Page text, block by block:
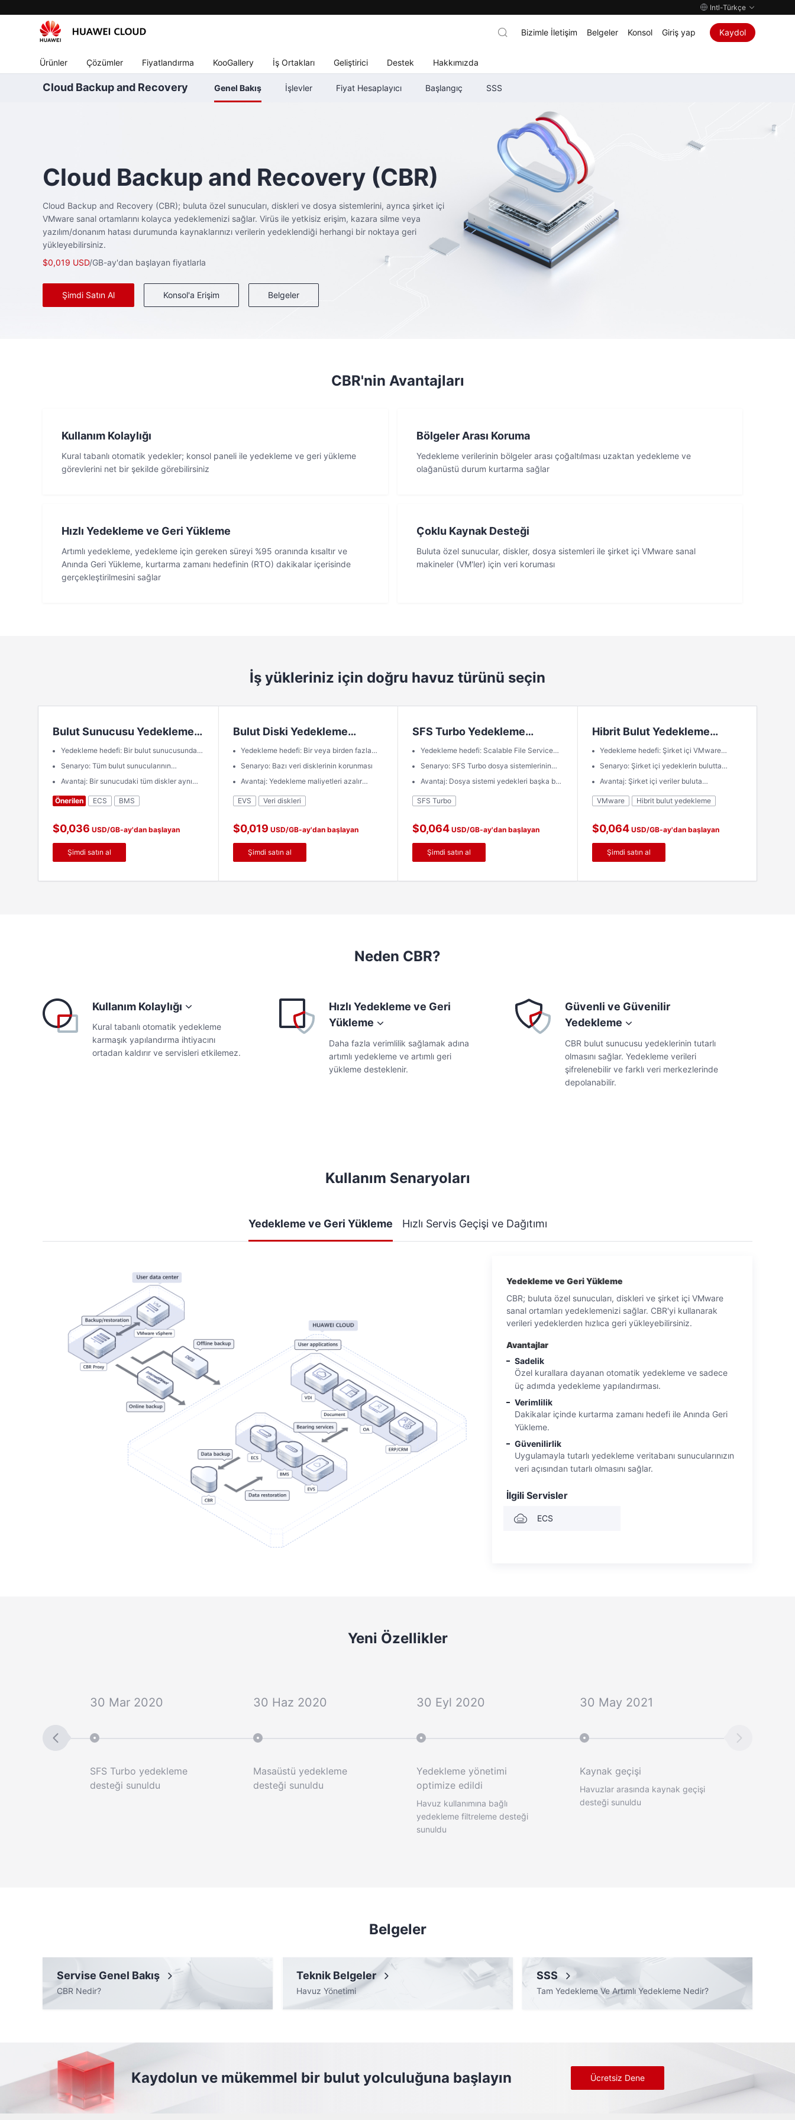
Intl-Türkçe
Ürünler Çözümler Fiyatlandırma KooGallery İş Ortakları Geliştirici Destek Hakkımızda
Bizimle İletişim Belgeler Konsol Giriş yap Kaydol
Cloud Backup and Recovery Genel Bakış İşlevler Fiyat Hesaplayıcı Başlangıç SSS
Cloud Backup and Recovery (CBR)
Cloud Backup and Recovery (CBR); buluta özel sunucuları, diskleri ve dosya sistemlerini, ayrıca şirket içi
VMware sanal ortamlarını kolayca yedeklemenizi sağlar. Virüs ile yetkisiz erişim, kazara silme veya
yazılım/donanım hatası durumunda kaynaklarınızı verilerin yedeklendiği herhangi bir noktaya geri
yükleyebilirsiniz.
$0,019 USD/GB-ay'dan başlayan fiyatlarla
Şimdi Satın Al Konsol'a Erişim Belgeler
CBR'nin Avantajları
Kullanım Kolaylığı
Kural tabanlı otomatik yedekler; konsol paneli ile yedekleme ve geri yükleme
görevlerini net bir şekilde görebilirsiniz
Bölgeler Arası Koruma
Yedekleme verilerinin bölgeler arası çoğaltılması uzaktan yedekleme ve
olağanüstü durum kurtarma sağlar
Hızlı Yedekleme ve Geri Yükleme
Artımlı yedekleme, yedekleme için gereken süreyi %95 oranında kısaltır ve
Anında Geri Yükleme, kurtarma zamanı hedefinin (RTO) dakikalar içerisinde
gerçekleştirilmesini sağlar
Çoklu Kaynak Desteği
Buluta özel sunucular, diskler, dosya sistemleri ile şirket içi VMware sanal
makineler (VM'ler) için veri koruması
İş yükleriniz için doğru havuz türünü seçin
Bulut Sunucusu Yedekleme
Yedekleme hedefi: Bir bulut sunucusundaki
tüm diskler (sistem ve veri diskleri)
Senaryo: Tüm bulut sunucularının
korunması
Avantaj: Bir sunucudaki tüm diskler aynı
sağlanır.
Önerilen ECS BMS
$0,036 USD/GB-ay'dan başlayan
fiyatlarla
Şimdi satın al
Bulut Diski Yedekleme
Yedekleme hedefi: Bir veya birden fazla
belirli disk (sistem veya veri diski)
Senaryo: Bazı veri disklerinin korunması
Avantaj: Yedekleme maliyetleri azalır
EVS
Veri diskleri
$0,019 USD/GB-ay'dan başlayan
fiyatlarla
Şimdi satın al
SFS Turbo Yedekleme
Yedekleme hedefi: Scalable File Service
(SFS) Turbo dosya sistemleri
Senaryo: SFS Turbo dosya sistemlerinin
korunması
Avantaj: Dosya sistemi yedekleri başka bir
oluşturmak için kullanılabilir.
SFS Turbo
$0,064 USD/GB-ay'dan başlayan
fiyatlarla
Şimdi satın al
Hibrit Bulut Yedekleme
Yedekleme hedefi: Şirket içi VMware
VM'lerinin senkronize yedeklemeleri
Senaryo: Şirket içi yedeklerin bulutta
yönetilmesi ve bulutta geri yüklenmesi
gerekir.
Avantaj: Şirket içi veriler buluta
yeniden oluşturulması için kullanılabilir.
VMware Hibrit bulut yedekleme
$0,064USD/GB-ay'dan başlayan
fiyatlarla
Şimdi satın al
Neden CBR?
Kullanım Kolaylığı
Kural tabanlı otomatik yedekleme
karmaşık yapılandırma ihtiyacını
ortadan kaldırır ve servisleri etkilemez.
Hızlı Yedekleme ve Geri
Yükleme
Daha fazla verimlilik sağlamak adına
artımlı yedekleme ve artımlı geri
yükleme desteklenir.
Güvenli ve Güvenilir
Yedekleme
CBR bulut sunucusu yedeklerinin tutarlı
olmasını sağlar. Yedekleme verileri
şifrelenebilir ve farklı veri merkezlerinde
depolanabilir.
artımlıdır. Yerden ve zamandan kazanmak adına artımlı yedekleme sadece son
zaman uyumsuz bir şekilde yüklenir ve kurtarma zamanı hedefi (RTO) dakikalar
Çökme İle Tutarlı Yedekleme
Birden çok disk aynı zaman noktasında yedeklenir
böylece bulut disk yedeklemeden daha güvenilir
olur. Bellekteki veriler yedeklenmez.
tutarlılığını sağlamak için yedekleme görevi sadece
veritabanı işlemleri tamamen gönderildikten sonra
başlar.
Yedekleme Şifrelemesi
Şifrelenen disklerin yedekleme verileri veri güvenliği
sağlamak adına otomatik olarak şifrelenir.
Kullanım Senaryoları
Yedekleme ve Geri Yükleme Hızlı Servis Geçişi ve Dağıtımı
Yedekleme ve Geri Yükleme
CBR; buluta özel sunucuları, diskleri ve şirket içi VMware
sanal ortamları yedeklemenizi sağlar. CBR'yi kullanarak
verileri yedeklerden hızlıca geri yükleyebilirsiniz.
Avantajlar
Sadelik
Özel kurallara dayanan otomatik yedekleme ve sadece
üç adımda yedekleme yapılandırması.
Verimlilik
Dakikalar içinde kurtarma zamanı hedefi ile Anında Geri
Yükleme.
Güvenilirlik
Uygulamayla tutarlı yedekleme veritabanı sunucularınızın
veri açısından tutarlı olmasını sağlar.
İlgili Servisler
ECS
Yeni Özellikler
30 Mar 2020
SFS Turbo yedekleme
desteği sunuldu
30 Haz 2020
Masaüstü yedekleme
desteği sunuldu
30 Eyl 2020
Yedekleme yönetimi
optimize edildi
Havuz kullanımına bağlı
yedekleme filtreleme desteği
sunuldu
30 May 2021
Kaynak geçişi
Havuzlar arasında kaynak geçişi
desteği sunuldu
Belgeler
Servise Genel Bakış
CBR Nedir?
Teknik Belgeler
Havuz Yönetimi
SSS
Tam Yedekleme Ve Artımlı Yedekleme Nedir?
Kaydolun ve mükemmel bir bulut yolculuğuna başlayın Ücretsiz Dene